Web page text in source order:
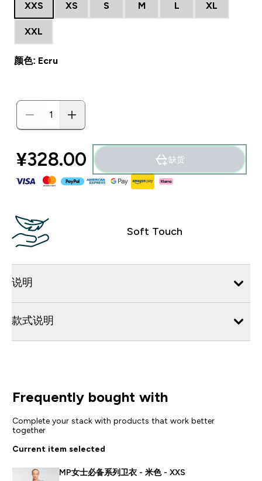
XXS XS S M L XL
XXL
颜色: Ecru
¥328.00‎ 缺货
Soft Touch
说明
款式说明
Frequently bought with
Complete your stack with products that work better
together
Current item selected
MP女士必备系列卫衣 - 米色 - XXS